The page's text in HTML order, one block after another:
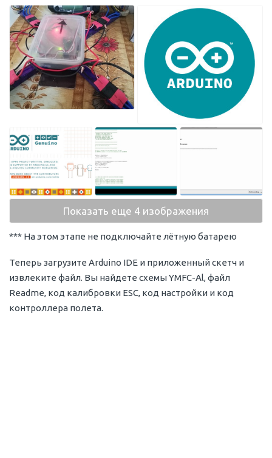
Показать еще 4 изображения
*** На этом этапе не подключайте лётную батарею
Теперь загрузите Arduino IDE и приложенный скетч и
извлеките файл. Вы найдете схемы YMFC-Al, файл
Readme, код калибровки ESC, код настройки и код
контроллера полета.